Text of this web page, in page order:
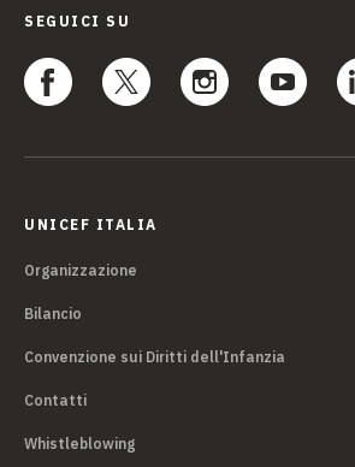
SEGUICI SU
UNICEF ITALIA
Organizzazione
Bilancio
Convenzione sui Diritti dell'Infanzia
Contatti
Whistleblowing